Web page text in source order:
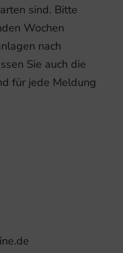
sind. Bitte
Wochen
nach
Sie auch die
für jede Meldung